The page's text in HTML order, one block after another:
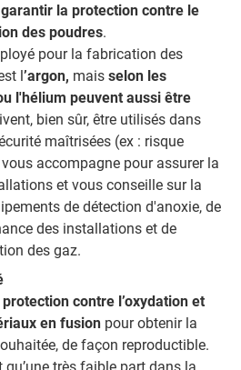
garantir la protection contre le
des poudres.
pour la fabrication des
l’argon, maisselon les
l'hélium peuvent aussi être
bien sûr, être utilisés dans
maîtrisées (ex : risque
accompagne pour assurer la
et vous conseille sur la
de détection d'anoxie, de
des installations et de
des gaz.
protection contre l’oxydation et
en fusionpour obtenir la
de façon reproductible.